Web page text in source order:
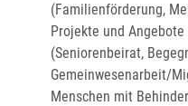
(Familienförderung,
Projekte und
(Seniorenbeirat,
Gemeinwesenarbeit/
Menschen mit